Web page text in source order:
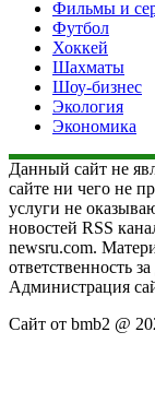
Фильмы и
Футбол
Хоккей
Шахматы
Шоу-бизнес
Экология
Экономика
Данный сайт не
сайте ни чего не
услуги не
новостей RSS
newsru.com.
ответственность
Администрация
Сайт от bmb2 @